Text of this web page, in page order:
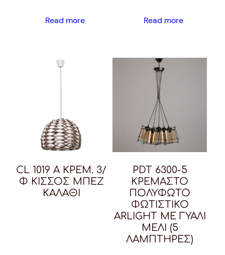
Read more Read more
CL 1019 A ΚΡΕΜ. 3/
Φ ΚΙΣΣΟΣ ΜΠΕΖ
ΚΑΛΑΘΙ
PDT 6300-5
ΚΡΕΜΑΣΤΟ
ΠΟΛΥΦΩΤΟ
ΦΩΤΙΣΤΙΚΟ
ARLIGHT ΜΕ ΓΥΑΛΙ
ΜΕΛΙ (5
ΛΑΜΠΤΗΡΕΣ)